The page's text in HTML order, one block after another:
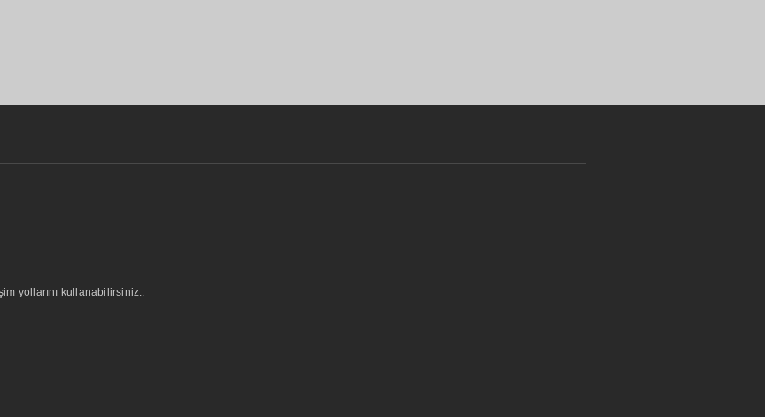
yollarını kullanabilirsiniz..